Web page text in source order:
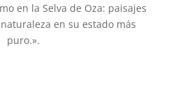
en la Selva de Oza: paisajes
en su estado más
puro.».